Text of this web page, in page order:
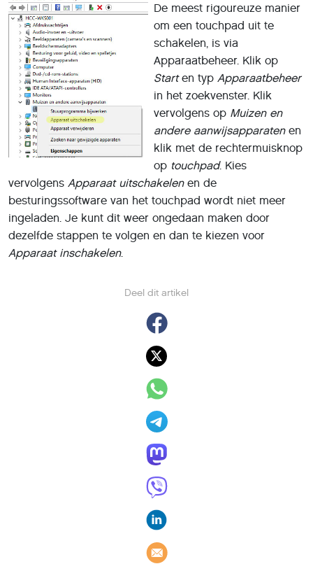
Deel dit artikel
De meest rigoureuze manier
om een touchpad uit te
schakelen, is via
Apparaatbeheer. Klik op
Starten typ Apparaatbeheer
in het zoekvenster. Klik
vervolgens op Muizen en
andere aanwijsapparatenen
klik met de rechtermuisknop
op touchpad. Kies
vervolgens Apparaat uitschakelenen de
besturingssoftware van het touchpad wordt niet meer
ingeladen. Je kunt dit weer ongedaan maken door
dezelfde stappen te volgen en dan te kiezen voor
Apparaat inschakelen.